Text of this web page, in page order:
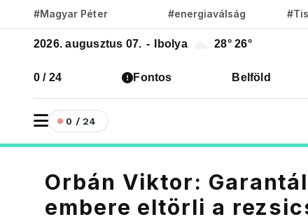
#Magyar Péter #energiaválság
2026. augusztus 07. - Ibolya 28° 26°
0 / 24 Fontos Belföld
0 / 24
Orbán Viktor:
embere eltörli a